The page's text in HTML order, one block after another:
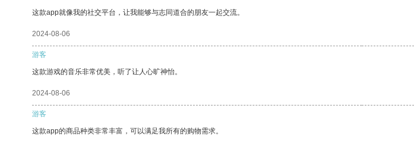
这款app就像我的社交平台，让我能够与志同道合的朋友一起交流。
2024-08-06
游客
这款游戏的音乐非常优美，听了让人心旷神怡。
2024-08-06
游客
这款app的商品种类非常丰富，可以满足我所有的购物需求。